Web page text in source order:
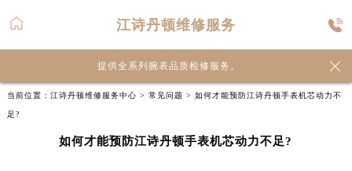
江诗丹顿维修服务
提供全系列腕表品质检修服务。 
当前位置： 江诗丹顿维修服务中心 > 常见问题 > 如何才能预防江诗丹顿手表机芯动力不
足?
如何才能预防江诗丹顿手表机芯动力不足?